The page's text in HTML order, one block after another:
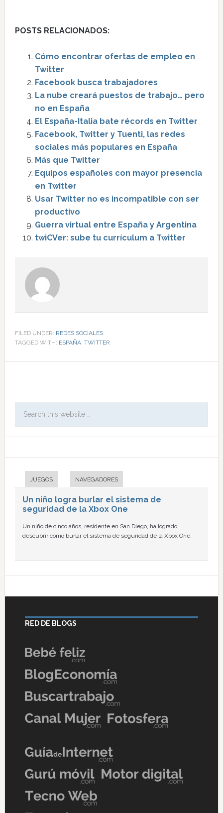
POSTS RELACIONADOS:
Cómo encontrar ofertas de empleo en
Twitter
Facebook busca trabajadores
La nube creará puestos de trabajo… pero
no en España
El España-Italia bate récords en Twitter
Facebook, Twitter y Tuenti, las redes
sociales más populares en España
Más que Twitter
Equipos españoles con mayor presencia
en Twitter
Usar Twitter no es incompatible con ser
productivo
Guerra virtual entre España y Argentina
twiCVer: sube tu currículum a Twitter
FILED UNDER: REDES SOCIALES
TAGGED WITH: ESPAÑA, TWITTER
JUEGOS NAVEGADORES
Un niño logra burlar el sistema de
seguridad de la Xbox One
Un niño de cinco años, residente en San Diego, ha logrado
descubrir cómo burlar el sistema de seguridad de la Xbox One.
RED DE BLOGS